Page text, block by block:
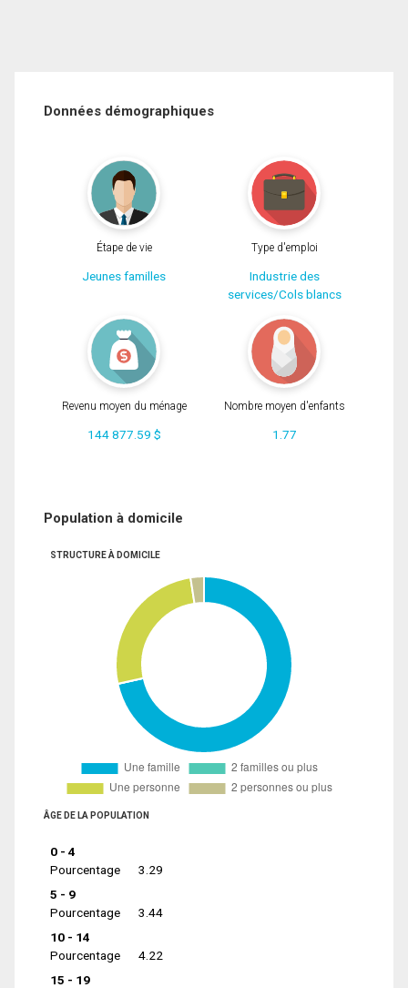
Données démographiques
Étape de vie
Jeunes familles
Type d'emploi
Industrie des
services/Cols blancs
Revenu moyen du ménage
144 877.59 $
Nombre moyen d'enfants
1.77
Population à domicile
STRUCTURE À DOMICILE
ÂGE DE LA POPULATION
0 - 4
Pourcentage
3.29
5 - 9
Pourcentage
3.44
10 - 14
Pourcentage
4.22
15 - 19